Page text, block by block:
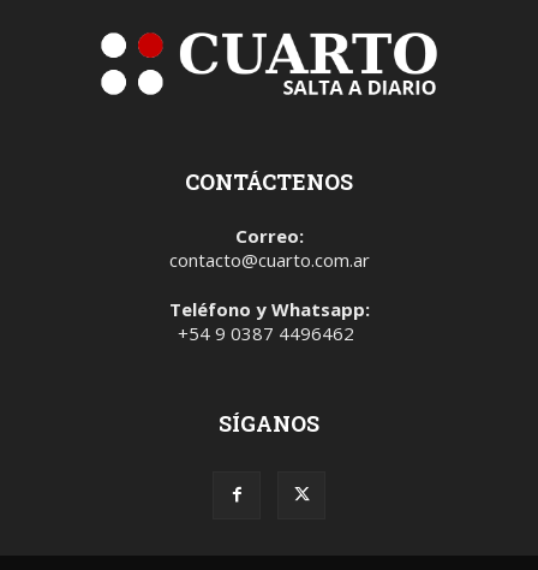
CONTÁCTENOS
Correo:
contacto@cuarto.com.ar
Teléfono y Whatsapp:
+54 9 0387 4496462
SÍGANOS